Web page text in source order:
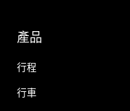
產品
行程
行車